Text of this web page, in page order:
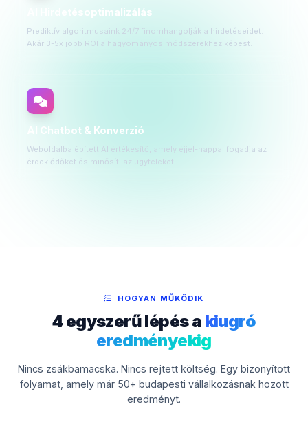
AI Hirdetésoptimalizálás
Prediktív algoritmusaink 24/7 finomhangolják a hirdetéseidet.
Akár 3-5x jobb ROI a hagyományos módszerekhez képest.
AI Chatbot & Konverzió
Weboldalba épített AI értékesítő, amely éjjel-nappal fogadja az
érdeklődőket és minősíti az ügyfeleket.
HOGYAN MŰKÖDIK
4 egyszerű lépés a kiugró
eredményekig
Nincs zsákbamacska. Nincs rejtett költség. Egy bizonyított
folyamat, amely már 50+ budapesti vállalkozásnak hozott
eredményt.